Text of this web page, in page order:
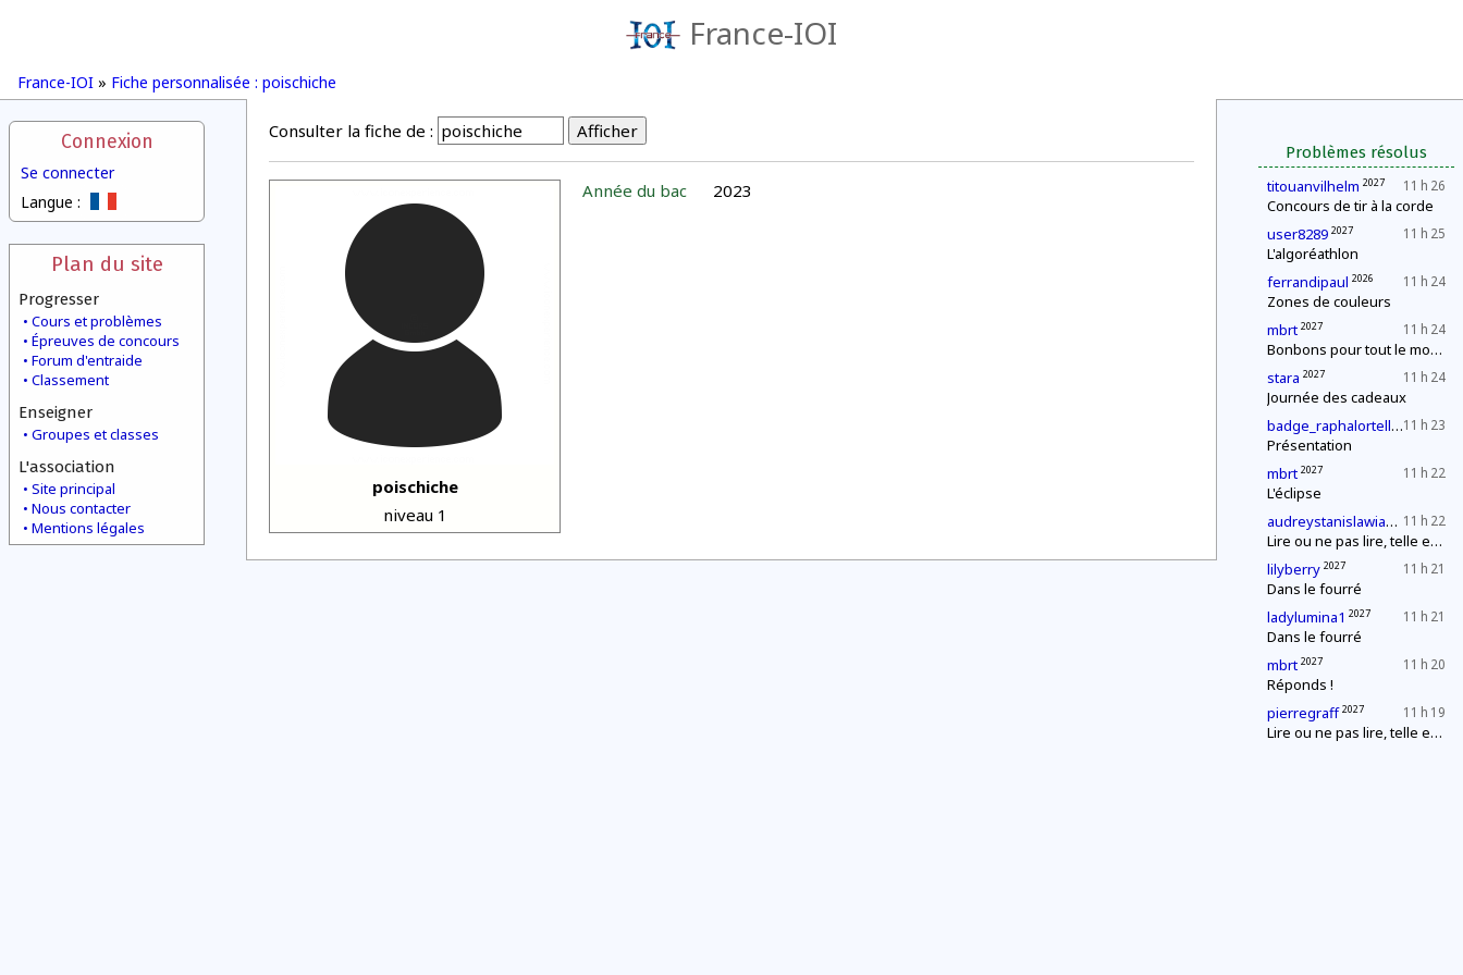
France-IOI
France-IOI » Fiche personnalisée : poischiche
Connexion
Se connecter
Langue :
Plan du site
Progresser
Cours et problèmes
Épreuves de concours
Forum d'entraide
Classement
Enseigner
Groupes et classes
L'association
Site principal
Nous contacter
Mentions légales
Problèmes résolus
11 h 26
titouanvilhelm 2027
Concours de tir à la corde
11 h 25
user8289 2027
L'algoréathlon
11 h 24
ferrandipaul 2026
Zones de couleurs
11 h 24
mbrt 2027
Bonbons pour tout le monde !
11 h 24
stara 2027
Journée des cadeaux
11 h 23
badge_raphalortells891 2029
Présentation
11 h 22
mbrt 2027
L'éclipse
11 h 22
audreystanislawiak 2027
Lire ou ne pas lire, telle est la question
11 h 21
lilyberry 2027
Dans le fourré
11 h 21
ladylumina1 2027
Dans le fourré
11 h 20
mbrt 2027
Réponds !
11 h 19
pierregraff 2027
Lire ou ne pas lire, telle est la question
Consulter la fiche de :
poischiche
niveau 1
Année du bac 2023